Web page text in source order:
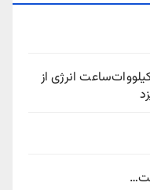
و ۵۰۹ هزار و ۵۵۰ کیلووات‌ساعت انرژی از